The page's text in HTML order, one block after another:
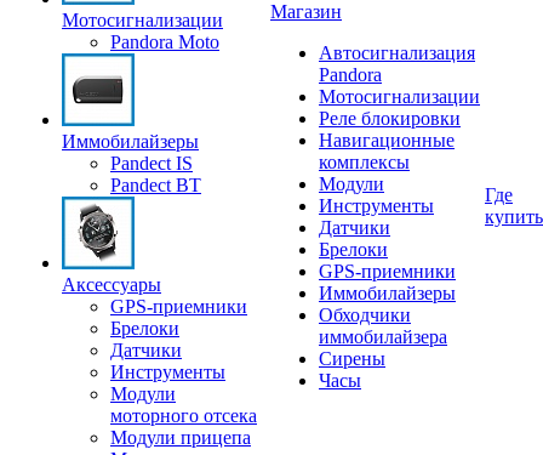
Мотосигнализации
Pandora Moto
Иммобилайзеры
Pandect IS
Pandect BT
Аксессуары
GPS-приемники
Брелоки
Датчики
Инструменты
Модули
моторного отсека
Модули прицепа
Магазин
Автосигнализация
Pandora
Мотосигнализации
Реле блокировки
Навигационные
комплексы
Модули
Инструменты
Датчики
Брелоки
GPS-приемники
Иммобилайзеры
Обходчики
иммобилайзера
Сирены
Часы
Где
купить